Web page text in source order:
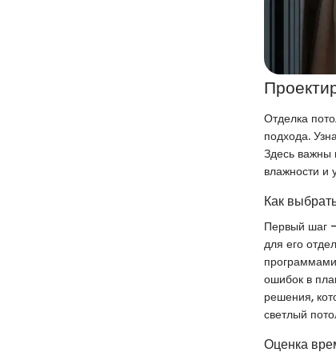
Отделка
подхода.
Здесь важны
влажности и
Как
Первый шаг
для его
ошибок в
решения,
светлый
Оценка